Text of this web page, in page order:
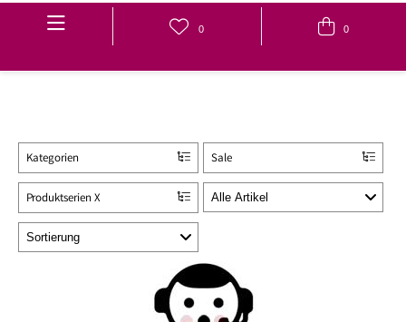
Hauptmenü
0 0
Kategorien Sale
Produktserien X